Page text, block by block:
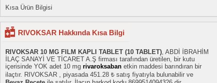
Kısa Ürün Bilgisi
RIVOKSAR Hakkında Kısa Bilgi
RIVOKSAR 10 MG FILM KAPLI TABLET (10 TABLET) , ABDİ İBRAHİM
İLAÇ SANAYİ VE TİCARET A.Ş firması tarafından üretilen, bir kutu
içerisinde YOK adet 10 mg rivaroksaban etkin maddesi barındıran bir
ilaçtır. RIVOKSAR , piyasada 451.28 ₺ satış fiyatıyla bulunabilir ve